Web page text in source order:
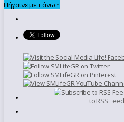
Πήγαινε με πάνω ↑
to RSS Feed